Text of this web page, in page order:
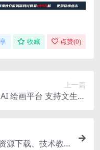
收藏 点赞(0)
上一篇
绘画平台 支持文生图
源下载、技术教